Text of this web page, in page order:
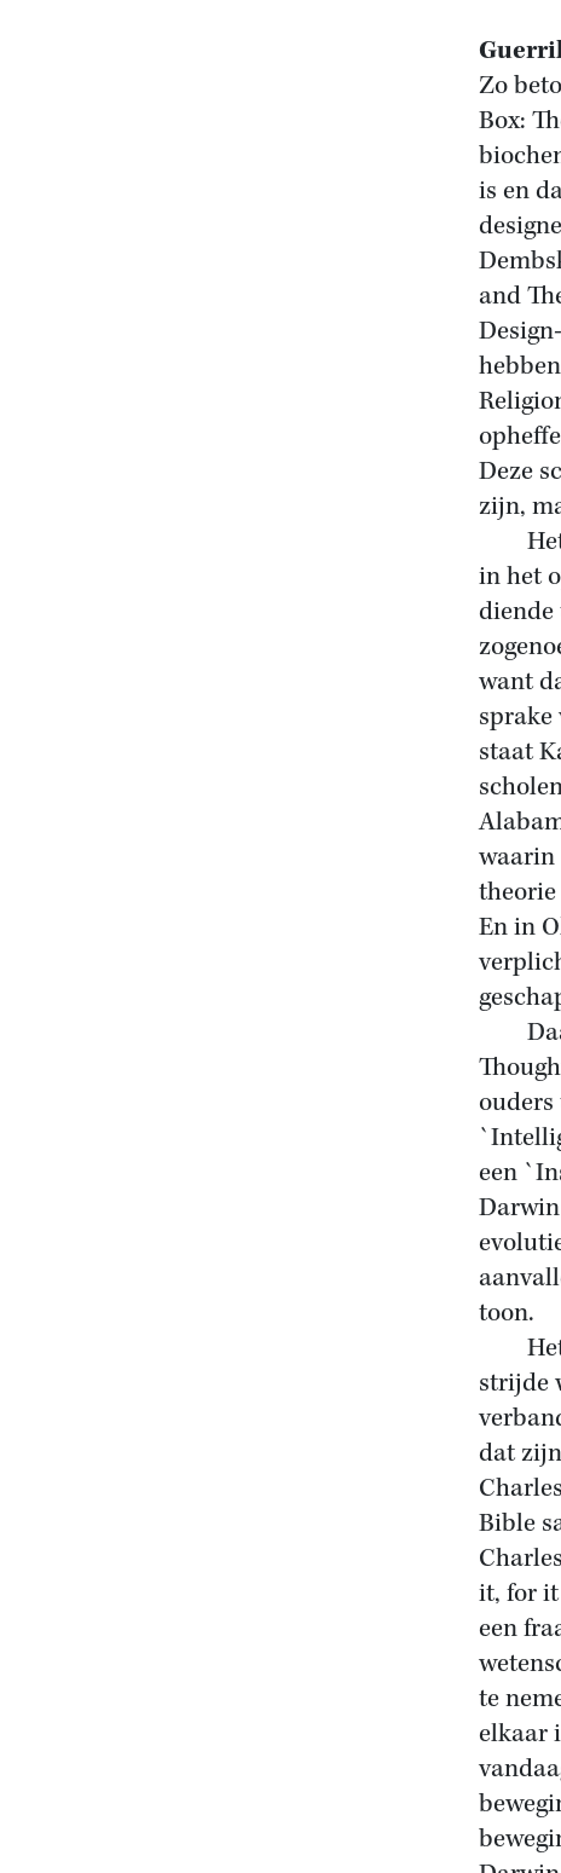
Zo
Box:
is en
and
Deze
zijn,
Het
in het
diende
want
staat
waarin
theorie
En in
een
toon.
Het
strijde
dat
Bible
it, for it
een
te
elkaar